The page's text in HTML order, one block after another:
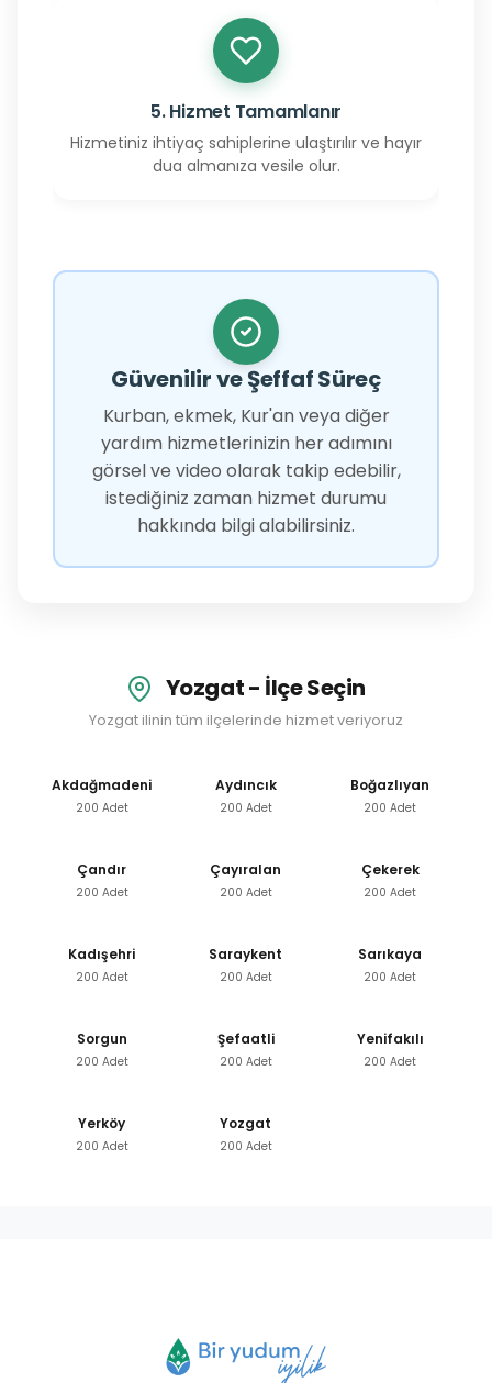
5. Hizmet Tamamlanır
Hizmetiniz ihtiyaç sahiplerine ulaştırılır ve hayır
dua almanıza vesile olur.
Güvenilir ve Şeffaf Süreç
Kurban, ekmek, Kur'an veya diğer
yardım hizmetlerinizin her adımını
görsel ve video olarak takip edebilir,
istediğiniz zaman hizmet durumu
hakkında bilgi alabilirsiniz.
Yozgat - İlçe Seçin
Yozgat ilinin tüm ilçelerinde hizmet veriyoruz
Akdağmadeni
200 Adet
Aydıncık
200 Adet
Boğazlıyan
200 Adet
Çandır
200 Adet
Çayıralan
200 Adet
Çekerek
200 Adet
Kadışehri
200 Adet
Saraykent
200 Adet
Sarıkaya
200 Adet
Sorgun
200 Adet
Şefaatli
200 Adet
Yenifakılı
200 Adet
Yerköy
200 Adet
Yozgat
200 Adet